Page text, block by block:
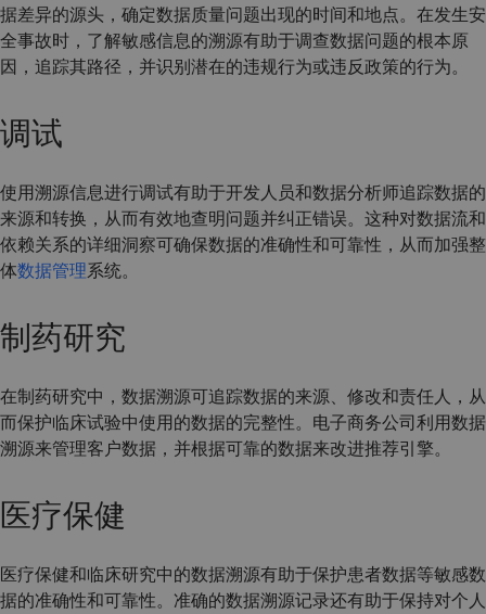
据差异的源头，确定数据质量问题出现的时间和地点。在发生安
全事故时，了解敏感信息的溯源有助于调查数据问题的根本原
因，追踪其路径，并识别潜在的违规行为或违反政策的行为。
调试
使用溯源信息进行调试有助于开发人员和数据分析师追踪数据的
来源和转换，从而有效地查明问题并纠正错误。这种对数据流和
依赖关系的详细洞察可确保数据的准确性和可靠性，从而加强整
体数据管理系统。
制药研究
在制药研究中，数据溯源可追踪数据的来源、修改和责任人，从
而保护临床试验中使用的数据的完整性。电子商务公司利用数据
溯源来管理客户数据，并根据可靠的数据来改进推荐引擎。
医疗保健
医疗保健和临床研究中的数据溯源有助于保护患者数据等敏感数
据的准确性和可靠性。准确的数据溯源记录还有助于保持对个人